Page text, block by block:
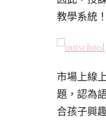
教學系統！
市場上線
題，認為
合孩子興